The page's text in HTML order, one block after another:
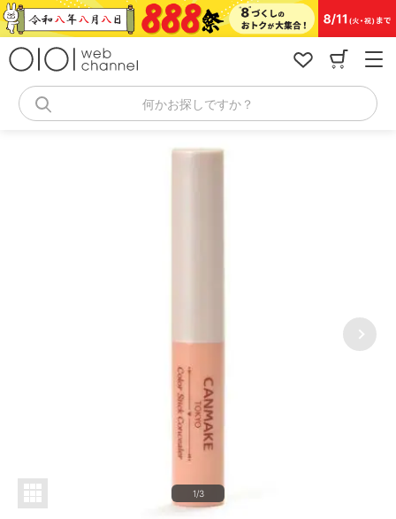
コ
ン
何かお探しですか？
1/3